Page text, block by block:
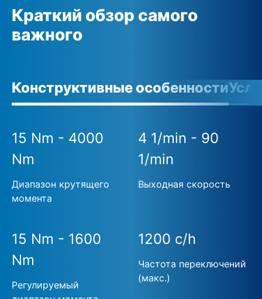
Краткий обзор самого
важного
Конструктивные особенности
15 Nm - 4000
Nm
Диапазон крутящего
момента
4 1/min - 90
1/min
Выходная скорость
15 Nm - 1600
Nm
Регулируемый
1200 c/h
Частота переключений
(макс.)